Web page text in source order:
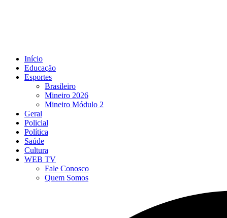
Início
Educação
Esportes
Brasileiro
Mineiro 2026
Mineiro Módulo 2
Geral
Policial
Política
Saúde
Cultura
WEB TV
Fale Conosco
Quem Somos